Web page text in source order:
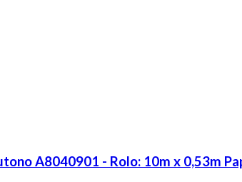
A8040901 - Rolo: 10m x 0,53m